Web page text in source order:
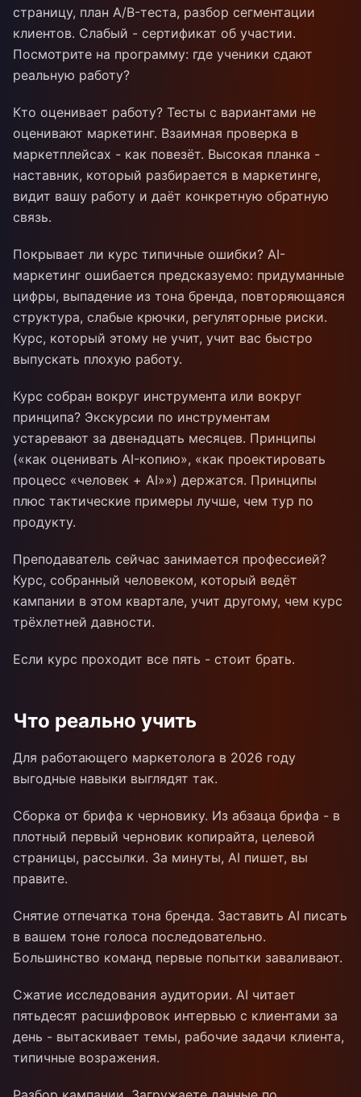
страницу, план A/B-теста, разбор сегментации
клиентов. Слабый - сертификат об участии.
Посмотрите на программу: где ученики сдают
реальную работу?
Кто оценивает работу? Тесты с вариантами не
оценивают маркетинг. Взаимная проверка в
маркетплейсах - как повезёт. Высокая планка -
наставник, который разбирается в маркетинге,
видит вашу работу и даёт конкретную обратную
связь.
Покрывает ли курс типичные ошибки? AI-
маркетинг ошибается предсказуемо: придуманные
цифры, выпадение из тона бренда, повторяющаяся
структура, слабые крючки, регуляторные риски.
Курс, который этому не учит, учит вас быстро
выпускать плохую работу.
Курс собран вокруг инструмента или вокруг
принципа? Экскурсии по инструментам
устаревают за двенадцать месяцев. Принципы
(«как оценивать AI-копию», «как проектировать
процесс «человек + AI»») держатся. Принципы
плюс тактические примеры лучше, чем тур по
продукту.
Преподаватель сейчас занимается профессией?
Курс, собранный человеком, который ведёт
кампании в этом квартале, учит другому, чем курс
трёхлетней давности.
Если курс проходит все пять - стоит брать.
Что реально учить
Для работающего маркетолога в 2026 году
выгодные навыки выглядят так.
Сборка от брифа к черновику. Из абзаца брифа - в
плотный первый черновик копирайта, целевой
страницы, рассылки. За минуты, AI пишет, вы
правите.
Снятие отпечатка тона бренда. Заставить AI писать
в вашем тоне голоса последовательно.
Большинство команд первые попытки заваливают.
Сжатие исследования аудитории. AI читает
пятьдесят расшифровок интервью с клиентами за
день - вытаскивает темы, рабочие задачи клиента,
типичные возражения.